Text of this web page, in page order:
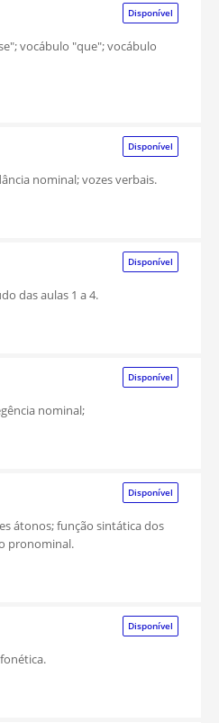
Disponível
vocábulo "que"; vocábulo
Disponível
nominal; vozes verbais.
Disponível
das aulas 1 a 4.
Disponível
nominal;
Disponível
átonos; função sintática dos
pronominal.
Disponível